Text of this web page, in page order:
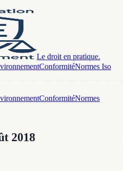
Le droit en pratique.
ConformitéNormes Iso
ConformitéNormes
2018